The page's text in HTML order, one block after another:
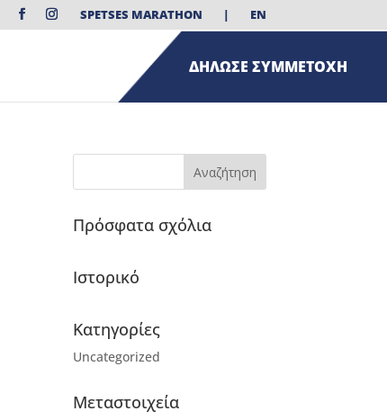
SPETSES MARATHON | EN
ΔΗΛΩΣΕ ΣΥΜΜΕΤΟΧΗ
Πρόσφατα σχόλια
Ιστορικό
Kατηγορίες
Uncategorized
Μεταστοιχεία